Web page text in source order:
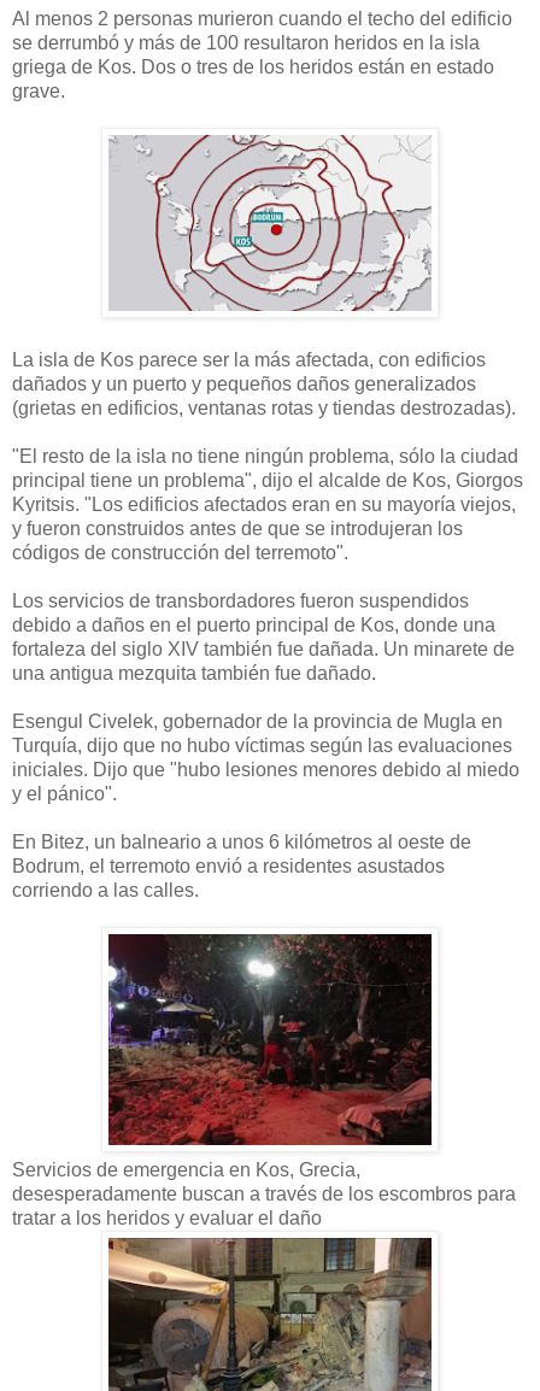
Al menos 2 personas murieron cuando el techo del edificio
se derrumbó y más de 100 resultaron heridos en la isla
griega de Kos. Dos o tres de los heridos están en estado
grave.
La isla de Kos parece ser la más afectada, con edificios
dañados y un puerto y pequeños daños generalizados
(grietas en edificios, ventanas rotas y tiendas destrozadas).
"El resto de la isla no tiene ningún problema, sólo la ciudad
principal tiene un problema", dijo el alcalde de Kos, Giorgos
Kyritsis. "Los edificios afectados eran en su mayoría viejos,
y fueron construidos antes de que se introdujeran los
códigos de construcción del terremoto".
Los servicios de transbordadores fueron suspendidos
debido a daños en el puerto principal de Kos, donde una
fortaleza del siglo XIV también fue dañada. Un minarete de
una antigua mezquita también fue dañado.
Esengul Civelek, gobernador de la provincia de Mugla en
Turquía, dijo que no hubo víctimas según las evaluaciones
iniciales. Dijo que "hubo lesiones menores debido al miedo
y el pánico".
En Bitez, un balneario a unos 6 kilómetros al oeste de
Bodrum, el terremoto envió a residentes asustados
corriendo a las calles.
Servicios de emergencia en Kos, Grecia,
desesperadamente buscan a través de los escombros para
tratar a los heridos y evaluar el daño